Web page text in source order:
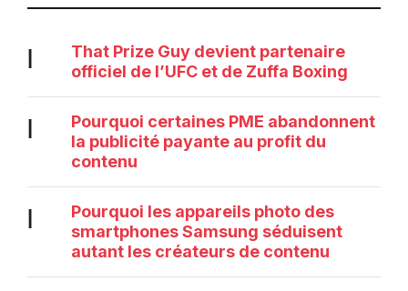
That Prize Guy devient partenaire
officiel de l’UFC et de Zuffa Boxing
Pourquoi certaines PME abandonnent
la publicité payante au profit du
contenu
Pourquoi les appareils photo des
smartphones Samsung séduisent
autant les créateurs de contenu